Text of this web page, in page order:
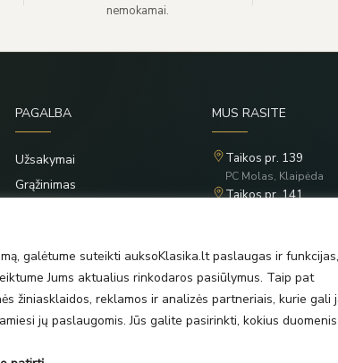
galėtume suteikti auksoKlasika.lt paslaugas ir funkcijas,
Jums aktualius rinkodaros pasiūlymus. Taip pat
žiniasklaidos, reklamos ir analizės partneriais, kurie gali
jų paslaugomis. Jūs galite pasirinkti, kokius duomenis
nemokamai.
PAGALBA
Užsakymai
Grąžinimas
MUS RASITE
Taikos pr. 139
PC Molas, Klaipėda
Taikos pr. 141
PC Banginis, Klaipėda